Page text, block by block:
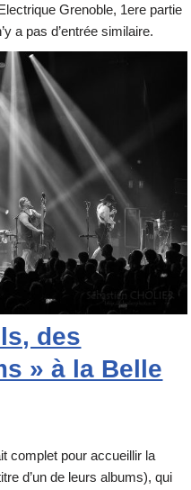
Grenoble, 1ere partie
a pas d’entrée similaire.
des
» à la Belle
complet pour accueillir la
d’un de leurs albums), qui